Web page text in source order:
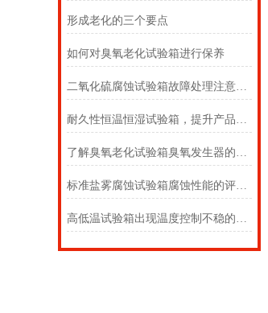
形成老化的三个要点
如何对臭氧老化试验箱进行保养
二氧化硫腐蚀试验箱故障处理注意事项
耐久性恒温恒湿试验箱，提升产品质量的关键设备
了解臭氧老化试验箱臭氧发生器的原理
标准盐雾腐蚀试验箱腐蚀性能的评价方法
高低温试验箱出现温度控制不稳的现象如何解决？